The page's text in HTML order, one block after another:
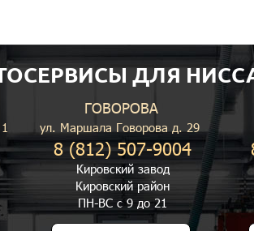
ДЛЯ
ГОВОРОВА
ул. Маршала Говорова д. 29
8 (812) 507-9004
Кировский завод
Кировский район
ПН-ВС с 9 до 21